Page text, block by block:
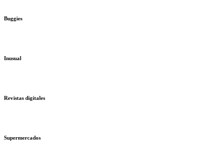
Buggies
Inusual
Revistas digitales
Supermercados